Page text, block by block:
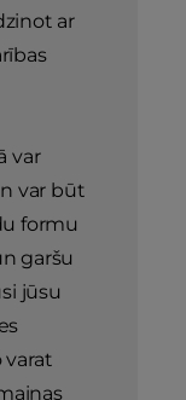
ar
var
var būt
formu
garšu
jūsu
varat